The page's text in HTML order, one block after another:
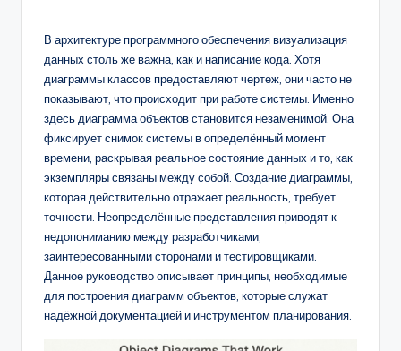
w
&
D
В архитектуре программного обеспечения визуализация
данных столь же важна, как и написание кода. Хотя
диаграммы классов предоставляют чертеж, они часто не
показывают, что происходит при работе системы. Именно
здесь диаграмма объектов становится незаменимой. Она
фиксирует снимок системы в определённый момент
времени, раскрывая реальное состояние данных и то, как
экземпляры связаны между собой. Создание диаграммы,
которая действительно отражает реальность, требует
точности. Неопределённые представления приводят к
недопониманию между разработчиками,
заинтересованными сторонами и тестировщиками.
Данное руководство описывает принципы, необходимые
для построения диаграмм объектов, которые служат
надёжной документацией и инструментом планирования.